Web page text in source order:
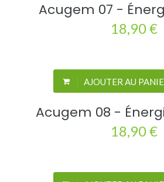
Acugem 07 -
18,90 €
AJOUTER AU
Acugem 08 -
18,90 €